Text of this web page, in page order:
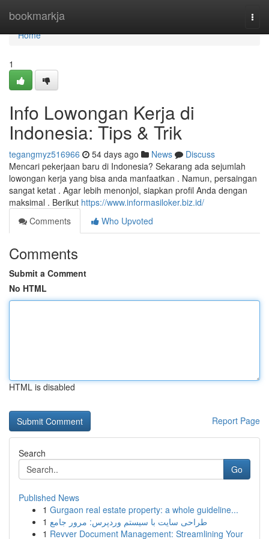
bookmarkja
Home
Home
1
Info Lowongan Kerja di
Indonesia: Tips & Trik
tegangmyz516966 54 days ago News
Discuss
Mencari pekerjaan baru di Indonesia? Sekarang ada sejumlah
lowongan kerja yang bisa anda manfaatkan . Namun, persaingan
sangat ketat . Agar lebih menonjol, siapkan profil Anda dengan
maksimal . Berikut https://www.informasiloker.biz.id/
Comments
Who Upvoted
Comments
Submit a Comment
No HTML
HTML is disabled
Report Page
Search
Go
Published News
1 Gurgaon real estate property: a whole guideline...
1 طراحی سایت با سیستم وردپرس: مرور جامع
1 Revver Document Management: Streamlining Your